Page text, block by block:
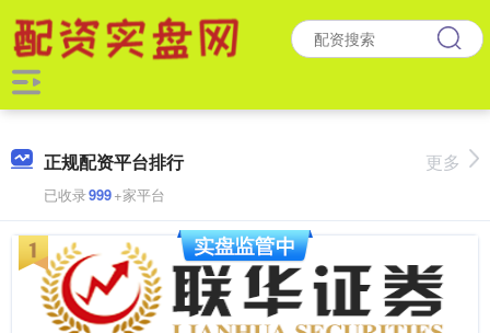
正规配资平台排行
已收录999+家平台
更多